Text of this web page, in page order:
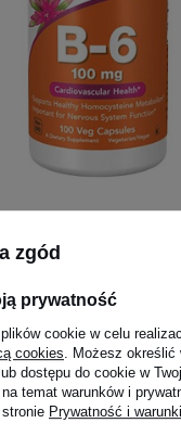
zgód
prywatność
cookie w celu
cookies. Możesz określić
dostępu do cookie w
temat warunków i
Prywatność i